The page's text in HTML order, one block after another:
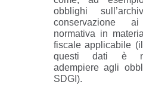
obblighi
conservazione
normativa in
fiscale applicabile
questi dati è
adempiere agli
SDGI).